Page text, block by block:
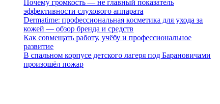
Почему громкость — не главный показатель
эффективности слухового аппарата
Dermatime: профессиональная косметика для ухода за
кожей — обзор бренда и средств
Как совмещать работу, учёбу и профессиональное
развитие
В спальном корпусе детского лагеря под Барановичами
произошёл пожар